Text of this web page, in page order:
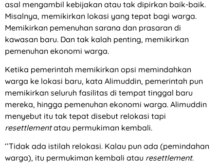
asal mengambil kebijakan atau tak dipirkan baik-baik.
Misalnya, memikirkan lokasi yang tepat bagi warga.
Memikirkan pemenuhan sarana dan prasaran di
kawasan baru. Dan tak kalah penting, memikirkan
pemenuhan ekonomi warga.
Ketika pemerintah memikirkan opsi memindahkan
warga ke lokasi baru, kata Alimuddin, pemerintah pun
memikirkan seluruh fasilitas di tempat tinggal baru
mereka, hingga pemenuhan ekonomi warga. Alimuddin
menyebut itu tak tepat disebut relokasi tapi
resettlementatau permukiman kembali.
‘’Tidak ada istilah relokasi. Kalau pun ada (pemindahan
warga), itu permukiman kembali atau resettlement.